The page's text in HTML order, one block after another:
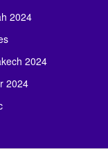
2024
2024
2024